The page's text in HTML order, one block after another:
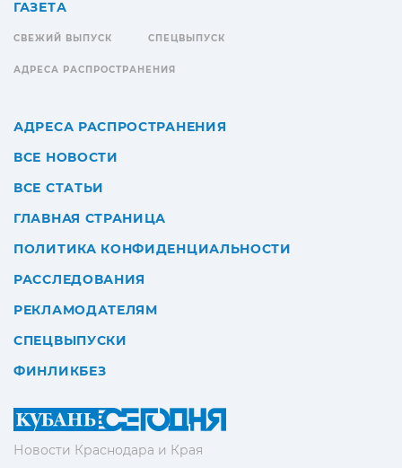
Новости Краснодара и Края
ГАЗЕТА
СВЕЖИЙ ВЫПУСК СПЕЦВЫПУСК
АДРЕСА РАСПРОСТРАНЕНИЯ
АДРЕСА РАСПРОСТРАНЕНИЯ
ВСЕ НОВОСТИ
ВСЕ СТАТЬИ
ГЛАВНАЯ СТРАНИЦА
ПОЛИТИКА КОНФИДЕНЦИАЛЬНОСТИ
РАССЛЕДОВАНИЯ
РЕКЛАМОДАТЕЛЯМ
СПЕЦВЫПУСКИ
ФИНЛИКБЕЗ